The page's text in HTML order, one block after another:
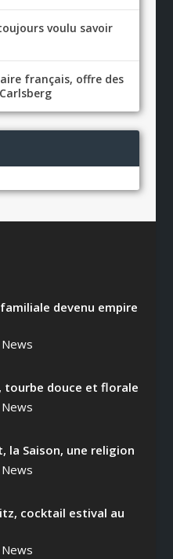
voulu savoir
français, offre des
devenu empire
tourbe douce et florale
la Saison, une religion
cocktail estival au